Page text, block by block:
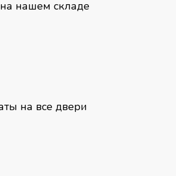
нашем складе
на все двери